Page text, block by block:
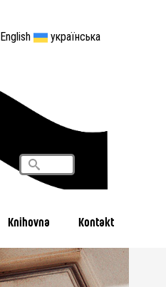
English українська
Vyhledávání
Search
Knihovna Kontakt